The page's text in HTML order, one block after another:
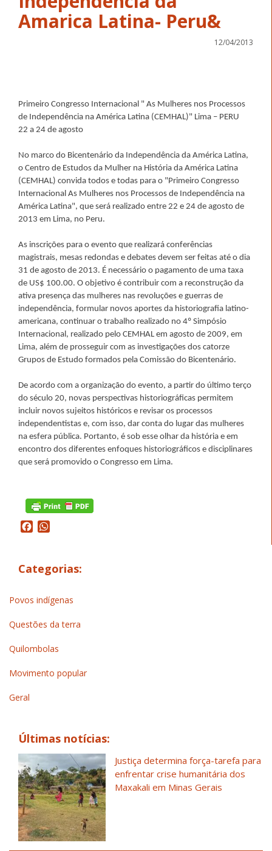
Amarica Latina- Peru&
12/04/2013
Primeiro Congresso Internacional " As Mulheres nos Processos
de Independência na América Latina (CEMHAL)" Lima – PERU
22 a 24 de agosto
No marco do Bicentenário da Independência da América Latina,
o Centro de Estudos da Mulher na História da América Latina
(CEMHAL) convida todos e todas para o "Primeiro Congresso
Internacional As Mulheres nos Processos de Independência na
América Latina", que será realizado entre 22 e 24 de agosto de
2013 em Lima, no Peru.
As inscrições para o evento que realizará conferências
magistrais, mesas redondas e debates devem ser feitas até o dia
31 de agosto de 2013. É necessário o pagamento de uma taxa
de US$ 100.00. O objetivo é contribuir com a reconstrução da
ativa presença das mulheres nas revoluções e guerras de
independência, formular novos aportes da historiografia latino-
americana, continuar o trabalho realizado no 4º Simpósio
Internacional, realizado pelo CEMHAL em agosto de 2009, em
Lima, além de prosseguir com as investigações dos catorze
Grupos de Estudo formados pela Comissão do Bicentenário.
De acordo com a organização do evento, a partir do último terço
do século 20, novas perspectivas historiográficas permitem
incluir novos sujeitos históricos e revisar os processos
independentistas e, com isso, dar conta do lugar das mulheres
na esfera pública. Portanto, é sob esse olhar da história e em
encontro dos diferentes enfoques historiográficos e disciplinares
que será promovido o Congresso em Lima.
Facebook
Categorias:
Povos indígenas
Questões da terra
Quilombolas
Movimento popular
Geral
Últimas notícias:
Justiça determina força-tarefa para
enfrentar crise humanitária dos
Maxakali em Minas Gerais